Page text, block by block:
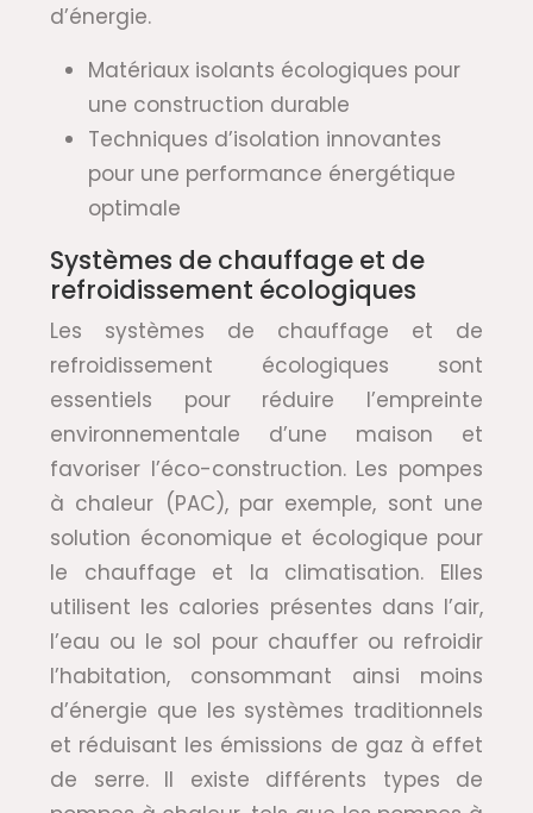
d’énergie.
Matériaux isolants écologiques pour
une construction durable
Techniques d’isolation innovantes
pour une performance énergétique
optimale
Systèmes de chauffage et de
refroidissement écologiques
Les systèmes de chauffage et de
refroidissement écologiques sont
essentiels pour réduire l’empreinte
environnementale d’une maison et
favoriser l’éco-construction. Les pompes
à chaleur (PAC), par exemple, sont une
solution économique et écologique pour
le chauffage et la climatisation. Elles
utilisent les calories présentes dans l’air,
l’eau ou le sol pour chauffer ou refroidir
l’habitation, consommant ainsi moins
d’énergie que les systèmes traditionnels
et réduisant les émissions de gaz à effet
de serre. Il existe différents types de